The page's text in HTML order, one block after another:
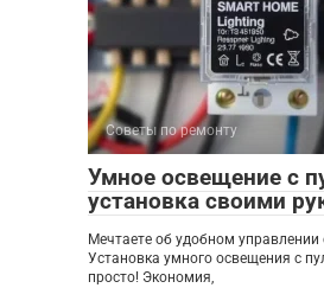
Советы по ремонту
Умное освещение с
установка своими
Мечтаете об удобном управлении
Установка умного освещения с
просто! Экономия,